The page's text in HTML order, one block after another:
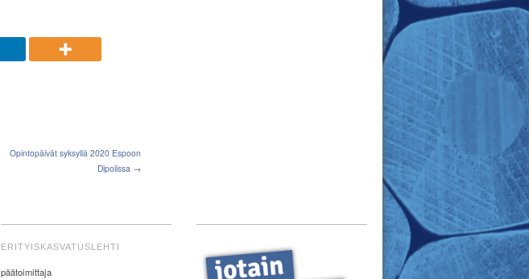
Opintopäivät syksyllä 2020 Espoon
Dipolissa →
ERITYISKASVATUSLEHTI
päätoimittaja